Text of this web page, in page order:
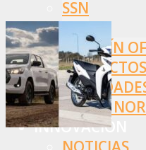
SSN
SRT
BOLETÍN
OTRAS
INNOVACIÓN